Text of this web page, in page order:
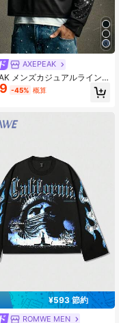
AXEPEAK
メンズカジュアルライン
レタープリントTシャツ、
トップ
-45% 概算
¥593 節約
ROMWE MEN